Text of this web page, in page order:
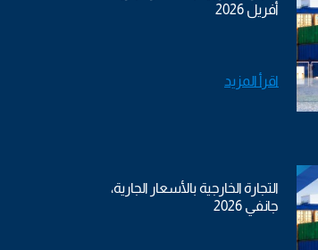
أفريل 2026
اقرأ المزيد
التجارة الخارجية بالأسعار الجارية،
جانفي 2026